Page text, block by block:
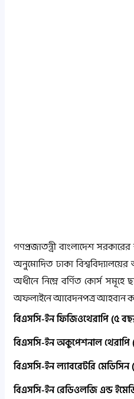
গণপ্রজাতন্ত্রী বাংলাদেশ
অনুমোদিত ঢাকা
অধীনে নিম্নে বর্ণিত কোর্স সমূহে
অফলাইনে আবেদনপত্র আহবান
বিএসসি-ইন ফিজিওথেরাপি (৫
বিএসসি-ইন অকুপেশনাল
বিএসসি-ইন ল্যাবরেটরি
বিএসসি-ইন রেডিওলজি এন্ড